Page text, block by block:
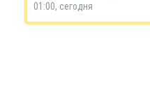
01:00, сегодня